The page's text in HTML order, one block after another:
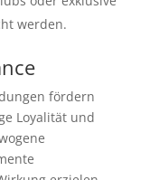
werden.
fördern
Loyalität und